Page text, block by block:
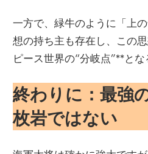
一方で、緑牛のように「上
想の持ち主も存在し、この
ピース世界の“分岐点”**とな
終わりに：最強
枚岩ではない